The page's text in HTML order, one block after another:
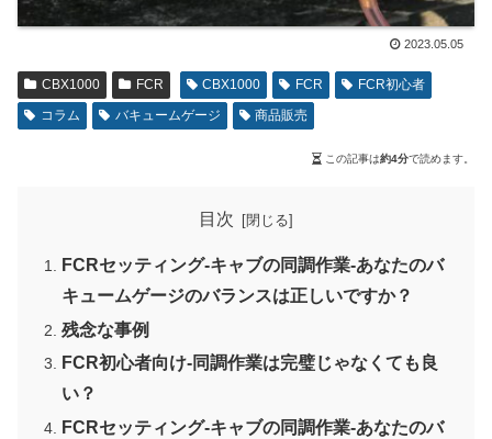
2023.05.05
CBX1000 FCR CBX1000 FCR
FCR初心者
コラム
バキュームゲージ 商品販売
この記事は約4分で読めます。
目次
FCRセッティング-キャブの同調作業-あなたのバ
キュームゲージのバランスは正しいですか？
残念な事例
FCR初心者向け-同調作業は完璧じゃなくても良
い？
FCRセッティング-キャブの同調作業-あなたのバ